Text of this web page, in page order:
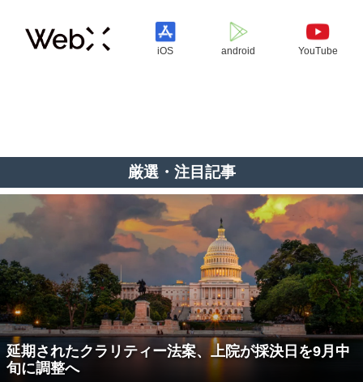
iOS android YouTube
厳選・注目記事
延期されたクラリティー法案、上院が採決日を9月中
旬に調整へ